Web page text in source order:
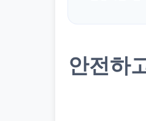
안전하